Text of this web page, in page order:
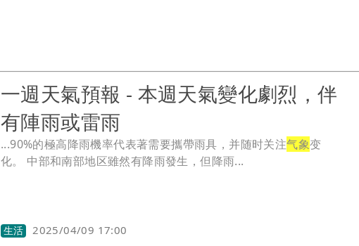
一週天氣預報 - 本週天氣變化劇烈，伴
有陣雨或雷雨
...90%的極高降雨機率代表著需要攜帶雨具，并随时关注气象变
化。 中部和南部地区雖然有降雨發生，但降雨...
生活 2025/04/09 17:00